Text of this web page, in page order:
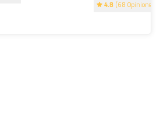
4.8 (68 Opinions)